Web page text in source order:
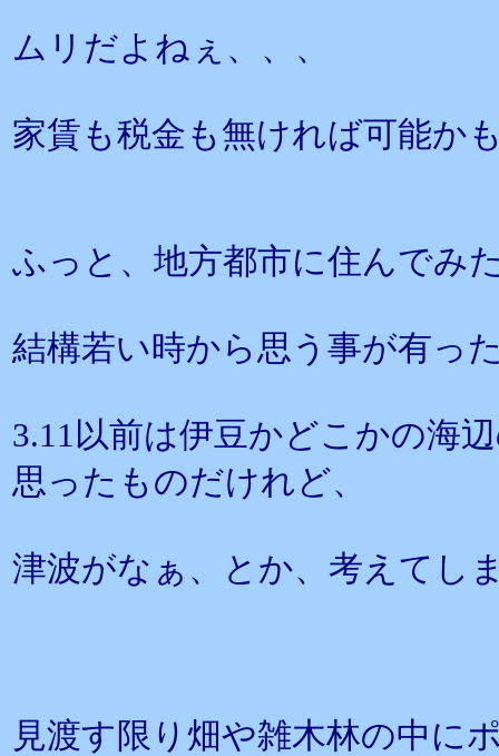
ムリだよねぇ、、、
家賃も税金も無ければ可能か
ふっと、地方都市に住んでみ
結構若い時から思う事が有っ
3.11以前は伊豆かどこかの海
思ったものだけれど、
津波がなぁ、とか、考えてし
見渡す限り畑や雑木林の中に